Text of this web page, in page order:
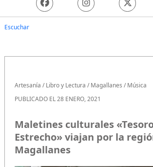
Escuchar
Artesanía /Libro y Lectura /Magallanes /Música
PUBLICADO EL 28 ENERO, 2021
Maletines culturales
Estrecho» viajan por la
Magallanes